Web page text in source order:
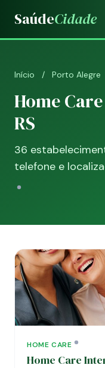
SaúdeCidade
Início / Porto Alegre
Home
RS
36
telefone e
HOME CARE
Home Care